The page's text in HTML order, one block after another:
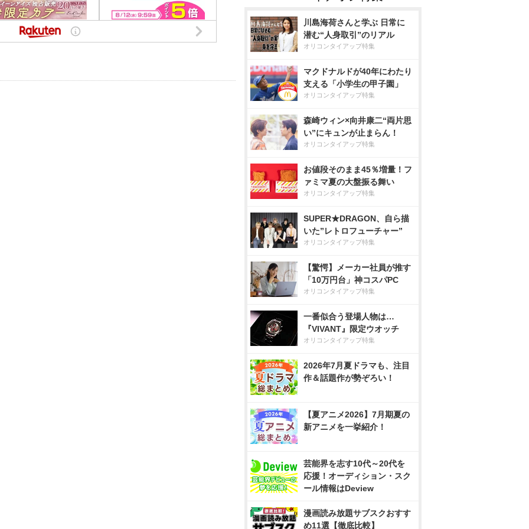
川島海荷さんと学ぶ 日常に
潜む“人身取引”のリアル
オリコンタイアップ特集
マクドナルドが40年にわたり
支える「小学生の甲子園」
オリコンタイアップ特集
森崎ウィン×向井康二“両片思
い”にキュンが止まらん！
オリコンタイアップ特集
お値段そのまま45％増量！フ
ァミマ夏の大盤振る舞い
オリコンタイアップ特集
SUPER★DRAGON、自ら描
いた”レトロフューチャー”
オリコンタイアップ特集
【驚愕】メーカー社員が推す
「10万円台」神コスパPC
オリコンタイアップ特集
一番似合う登場人物は…
『VIVANT』限定ウオッチ
オリコンタイアップ特集
2026年7月夏ドラマも、注目
作＆話題作が勢ぞろい！
【夏アニメ2026】7月期夏の
新アニメを一挙紹介！
芸能界を志す10代～20代を
応援！オーディション・スク
ール情報はDeview
漫画読み放題サブスクおすす
め11選【徹底比較】